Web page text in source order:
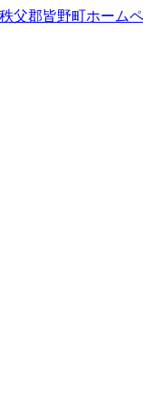
父郡皆野町ホーム